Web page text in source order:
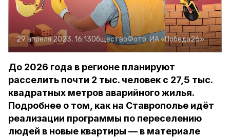
29 апреля 2023, 16:13ОбществоФото:ИА «Победа26»
До 2026 года в регионе планируют
расселить почти 2 тыс. человек с 27,5 тыс.
квадратных метров аварийного жилья.
Подробнее о том, как на Ставрополье идёт
реализации программы по переселению
людей в новые квартиры — в материале